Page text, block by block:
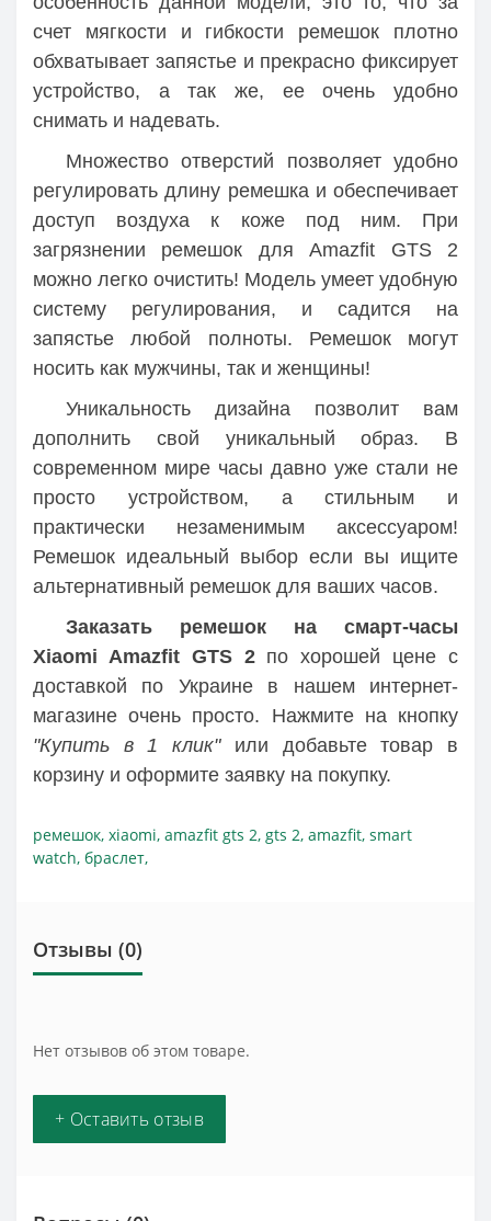
счет мягкости и гибкости ремешок плотно
обхватывает запястье и прекрасно фиксирует
устройство, а так же, ее очень удобно
снимать и надевать.
Множество отверстий позволяет удобно
регулировать длину ремешка и обеспечивает
доступ воздуха к коже под ним. При
загрязнении ремешок для Amazfit GTS 2
можно легко очистить! Модель умеет удобную
систему регулирования, и садится на
запястье любой полноты. Ремешок могут
носить как мужчины, так и женщины!
Уникальность дизайна позволит вам
дополнить свой уникальный образ. В
современном мире часы давно уже стали не
просто устройством, а стильным и
практически незаменимым аксессуаром!
Ремешок идеальный выбор если вы ищите
альтернативный ремешок для ваших часов.
Заказать ремешок на смарт-часы
Xiaomi Amazfit GTS 2по хорошей цене c
доставкой по Украине в нашем интернет-
магазине очень просто. Нажмите на кнопку
"Купить в 1 клик"или добавьте товар в
корзину и оформите заявку на покупку.
ремешок, xiaomi, amazfit gts 2, gts 2, amazfit, smart
watch, браслет,
Отзывы (0)
Нет отзывов об этом товаре.
+ Оставить отзыв